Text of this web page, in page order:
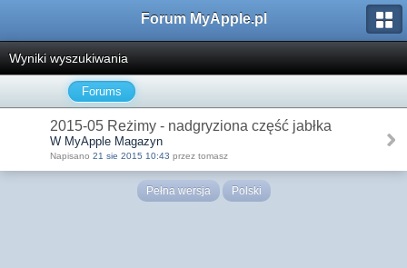
Forum MyApple.pl
Wyniki wyszukiwania
Forums
2015-05 Reżimy - nadgryziona część jabłka
W MyApple Magazyn
Napisano 21 sie 2015 10:43 przez tomasz
Pełna wersja Polski